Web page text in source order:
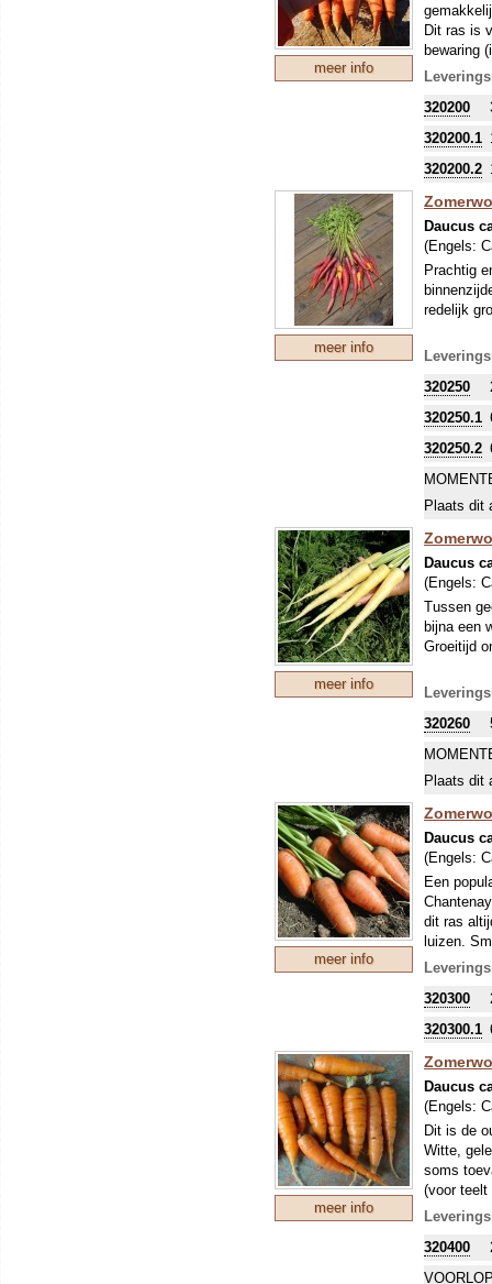
meer info
Dit ras is
bewaring
extra
320200
320200.1
320200.2
meer info
Daucus
(Engels:
Prachtig
redelijk
320250
320250.1
320250.2
Plaats dit
meer info
Daucus
(Engels:
Tussen
bijna een
Groeitijd
320260
Plaats dit
meer info
Daucus
(Engels:
Een
dit ras
luizen.
320300
320300.1
meer info
Daucus
(Engels:
Dit is de
Witte,
soms
(voor teelt
naam van
Europa
ras rond
320400